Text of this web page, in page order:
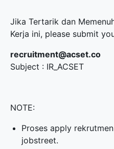
Jika Tertarik dan
Kerja ini, please submit
recruitment@acset.co
Subject : IR_ACSET
NOTE:
Proses apply
jobstreet.